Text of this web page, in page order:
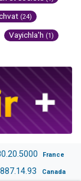
(24)
Vayichla'h (1)
France
Canada